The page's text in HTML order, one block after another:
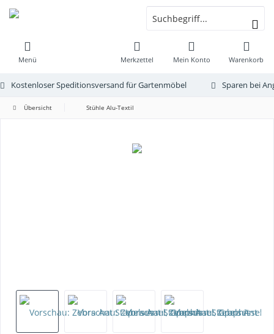
Menü Warenkorb
Merkzettel Mein Konto
Kostenloser Speditionsversand für Gartenmöbel Sparen bei
Übersicht Stühle Alu-Textil